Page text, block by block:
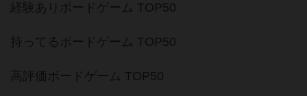
経験ありボードゲーム TOP50
持ってるボードゲーム TOP50
高評価ボードゲーム TOP50